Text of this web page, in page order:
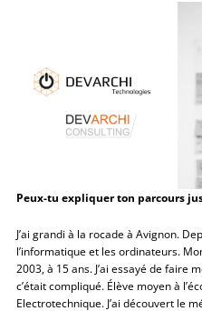
Peux-tu expliquer ton parcours
J’ai grandi à la rocade à Avignon.
l’informatique et les ordinateurs.
2003, à 15 ans. J’ai essayé de faire
c’était compliqué. Élève moyen à
Electrotechnique. J’ai découvert le